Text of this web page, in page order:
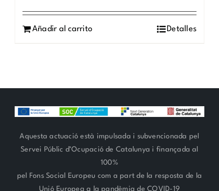
Añadir al carrito Detalles
Aquesta actuació està impulsada i subvencionada pel
Servei Públic d’Ocupació de Catalunya i finançada al
100%
pel Fons Social Europeu com a part de la resposta de la
Unió Europea a la pandèmia de COVID-19